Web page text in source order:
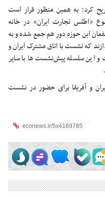
کرد: به همین منظور قرار است
«اطلس تجارت ایران» در خانه
این حوزه دور هم جمع شده و به
که نشست با اتاق مشترک ایران و
این سلسله پیش‌نشست‌ها با سایر
و آفریقا برای حضور در نشست